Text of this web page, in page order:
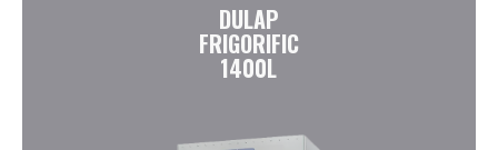
DULAP
FRIGORIFIC
1400L